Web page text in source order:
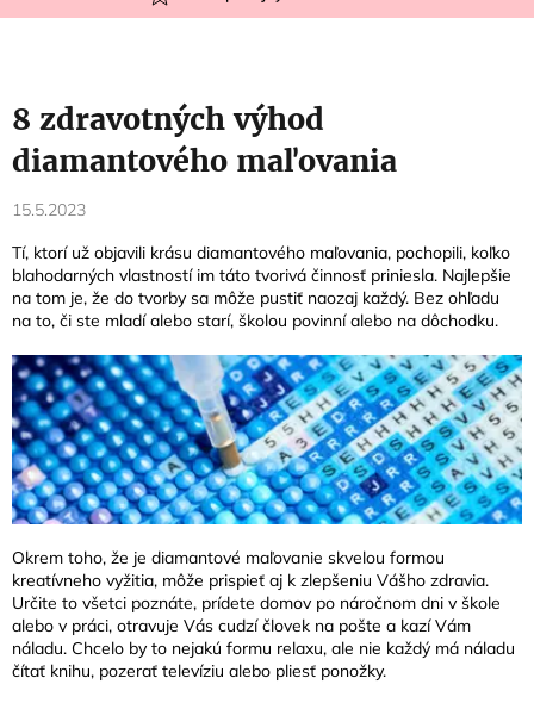
8 zdravotných výhod
diamantového maľovania
15.5.2023
Tí, ktorí už objavili krásu diamantového maľovania, pochopili, koľko
blahodarných vlastností im táto tvorivá činnosť priniesla. Najlepšie
na tom je, že do tvorby sa môže pustiť naozaj každý. Bez ohľadu
na to, či ste mladí alebo starí, školou povinní alebo na dôchodku.
Okrem toho, že je diamantové maľovanie skvelou formou
kreatívneho vyžitia, môže prispieť aj k zlepšeniu Vášho zdravia.
Určite to všetci poznáte, prídete domov po náročnom dni v škole
alebo v práci, otravuje Vás cudzí človek na pošte a kazí Vám
náladu. Chcelo by to nejakú formu relaxu, ale nie každý má náladu
čítať knihu, pozerať televíziu alebo pliesť ponožky.